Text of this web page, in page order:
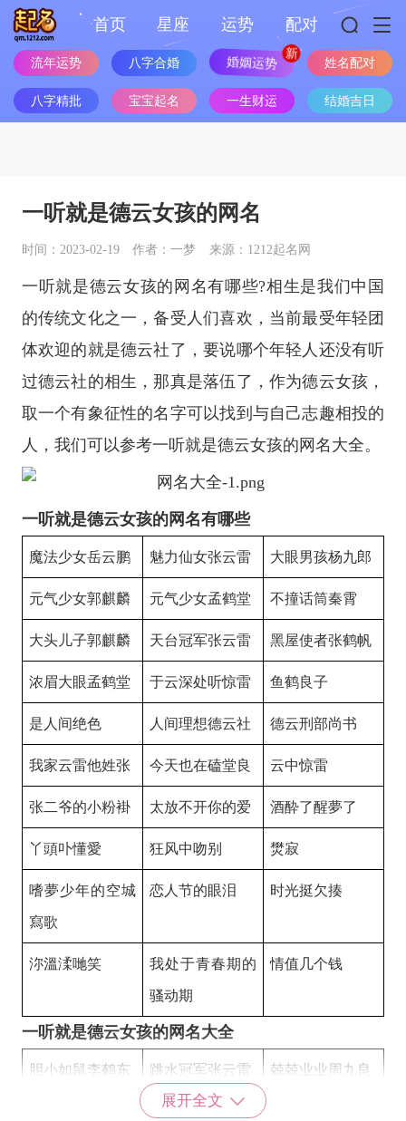
首页 星座 运势 配对
流年运势 八字合婚 婚姻运势 姓名配对
八字精批 宝宝起名 一生财运 结婚吉日
一听就是德云女孩的网名
时间：2023-02-19 作者：一梦 来源：1212起名网
一听就是德云女孩的网名有哪些?相生是我们中国
的传统文化之一，备受人们喜欢，当前最受年轻团
体欢迎的就是德云社了，要说哪个年轻人还没有听
过德云社的相生，那真是落伍了，作为德云女孩，
取一个有象征性的名字可以找到与自己志趣相投的
人，我们可以参考一听就是德云女孩的网名大全。
一听就是德云女孩的网名有哪些
魔法少女岳云鹏 魅力仙女张云雷 大眼男孩杨九郎
元气少女郭麒麟 元气少女孟鹤堂 不撞话筒秦霄
大头儿子郭麒麟 天台冠军张云雷 黑屋使者张鹤帆
浓眉大眼孟鹤堂 于云深处听惊雷 鱼鹤良子
是人间绝色 人间理想德云社 德云刑部尚书
我家云雷他姓张 今天也在磕堂良 云中惊雷
张二爷的小粉褂 太放不开你的爱 酒酔了醒夢了
丫頭卟懂愛 狂风中吻别 燓寂
嗜夢少年的空城
寫歌
恋人节的眼泪 时光挺欠揍
沵溫渘哋笑 我处于青春期的
骚动期
情值几个钱
一听就是德云女孩的网名大全
胆小如鼠李鹤东 跳水冠军张云雷 兢兢业业周九良
魔法仙女岳云鹏
展开全文